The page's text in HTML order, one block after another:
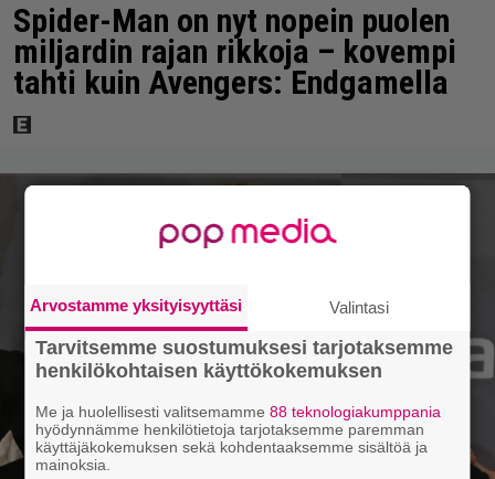
Spider-Man on nyt nopein puolen
miljardin rajan rikkoja – kovempi
tahti kuin Avengers: Endgamella
Arvostamme yksityisyyttäsi Valintasi
Tarvitsemme suostumuksesi tarjotaksemme
henkilökohtaisen käyttökokemuksen
Me ja huolellisesti valitsemamme88 teknologiakumppania
hyödynnämme henkilötietoja tarjotaksemme paremman
käyttäjäkokemuksen sekä kohdentaaksemme sisältöä ja
mainoksia.